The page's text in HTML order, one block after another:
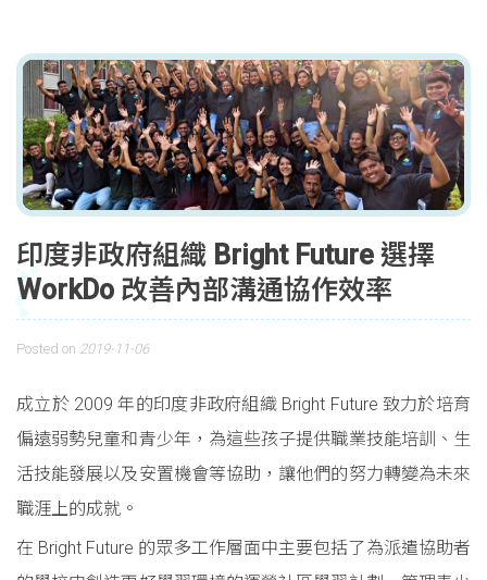
印度非政府組織 Bright Future 選擇
WorkDo 改善內部溝通協作效率
Posted on 2019-11-06
成立於 2009 年的印度非政府組織 Bright Future 致力於培育
偏遠弱勢兒童和青少年，為這些孩子提供職業技能培訓、生
活技能發展以及安置機會等協助，讓他們的努力轉變為未來
職涯上的成就。
在 Bright Future 的眾多工作層面中主要包括了為派遣協助者